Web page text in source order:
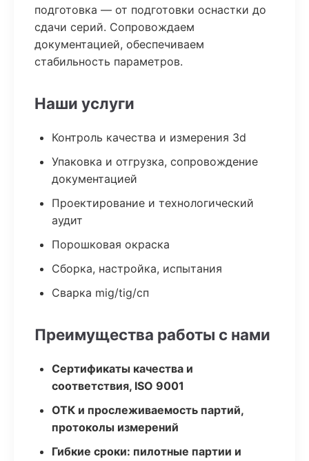
подготовка — от подготовки оснастки до
сдачи серий. Сопровождаем
документацией, обеспечиваем
стабильность параметров.
Наши услуги
Контроль качества и измерения 3d
Упаковка и отгрузка, сопровождение
документацией
Проектирование и технологический
аудит
Порошковая окраска
Сборка, настройка, испытания
Сварка mig/tig/сп
Преимущества работы с нами
Сертификаты качества и
соответствия, ISO 9001
ОТК и прослеживаемость партий,
протоколы измерений
Гибкие сроки: пилотные партии и